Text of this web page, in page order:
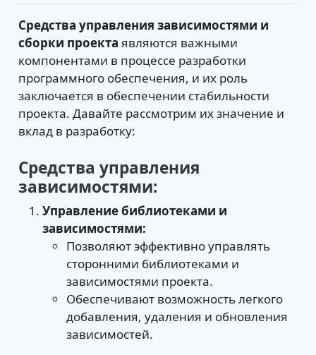
Средства управления зависимостями и
сборки проекта являются важными
компонентами в процессе разработки
программного обеспечения, и их роль
заключается в обеспечении стабильности
проекта. Давайте рассмотрим их значение и
вклад в разработку:
Средства управления
зависимостями:
Управление библиотеками и
зависимостями:
Позволяют эффективно управлять
сторонними библиотеками и
зависимостями проекта.
Обеспечивают возможность легкого
добавления, удаления и обновления
зависимостей.